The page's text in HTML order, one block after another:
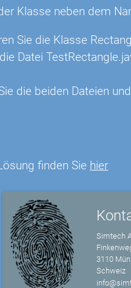
Klasse neben dem
Sie die Klasse
Datei
die beiden Dateien
finden Sie hier
Simtech
3110
Schweiz